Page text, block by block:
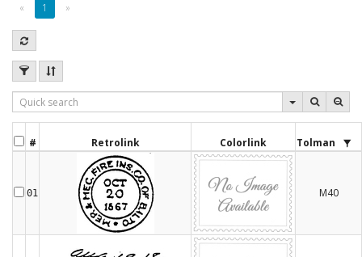
« 1 »
# Retrolink Colorlink Tolman
01 M40